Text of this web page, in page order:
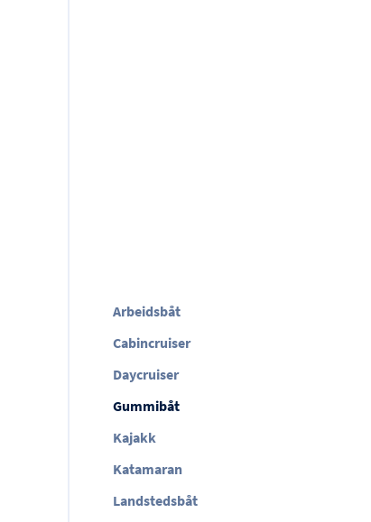
Arbeidsbåt
Cabincruiser
Daycruiser
Gummibåt
Kajakk
Katamaran
Landstedsbåt